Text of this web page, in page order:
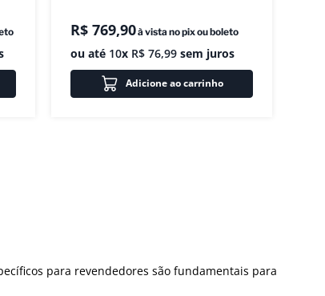
R$ 769,90à vista no pix ou boleto
ou até 10x R$ 76,99 sem juros
Adicione ao carrinho
para revendedores são fundamentais para